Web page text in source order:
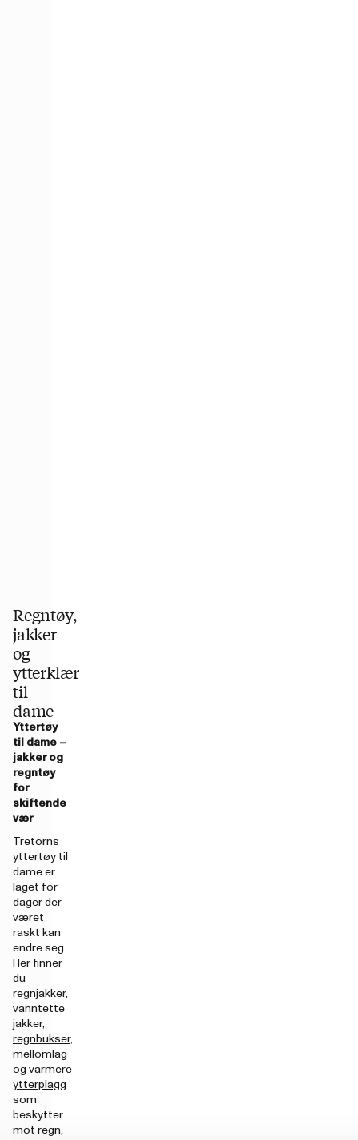
Regntøy,
jakker
og
ytterklær
til
dame
Yttertøy
til dame –
jakker og
regntøy
for
skiftende
vær
Tretorns
yttertøy til
dame er
laget for
dager der
været
raskt kan
endre seg.
Her finner
du
regnjakker,
vanntette
jakker,
regnbukser,
mellomlag
og varmere
ytterplagg
som
beskytter
mot regn,